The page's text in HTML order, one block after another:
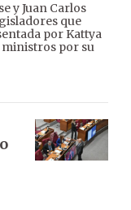
y Juan Carlos
que
por Kattya
ministros por su